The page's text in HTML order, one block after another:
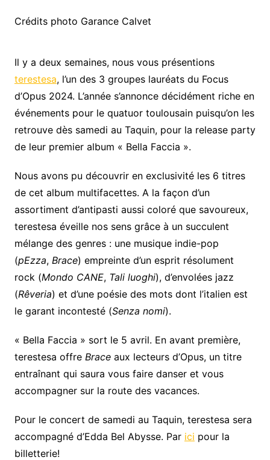
Crédits photo Garance Calvet
Il y a deux semaines, nous vous présentions
terestesa, l’un des 3 groupes lauréats du Focus
d’Opus 2024. L’année s’annonce décidément riche en
événements pour le quatuor toulousain puisqu’on les
retrouve dès samedi au Taquin, pour la release party
de leur premier album « Bella Faccia ».
Nous avons pu découvrir en exclusivité les 6 titres
de cet album multifacettes. A la façon d’un
assortiment d’antipasti aussi coloré que savoureux,
terestesa éveille nos sens grâce à un succulent
mélange des genres : une musique indie-pop
(pEzza, Brace) empreinte d’un esprit résolument
rock (Mondo CANE, Tali luoghi), d’envolées jazz
(Rêveria) et d’une poésie des mots dont l’italien est
le garant incontesté (Senza nomi).
« Bella Faccia » sort le 5 avril. En avant première,
terestesa offre Braceaux lecteurs d’Opus, un titre
entraînant qui saura vous faire danser et vous
accompagner sur la route des vacances.
Pour le concert de samedi au Taquin, terestesa sera
accompagné d’Edda Bel Abysse. Par ici pour la
billetterie!